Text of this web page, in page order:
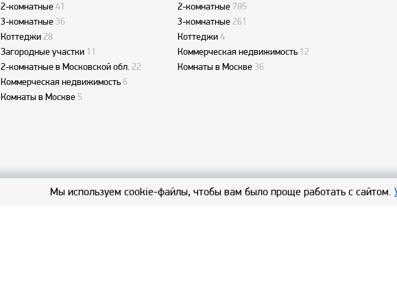
2-комнатные 41
3-комнатные 36
Коттеджи 28
Загородные участки 11
2-комнатные в Московской обл. 22
Коммерческая недвижимость 6
Комнаты в Москве 5
2-комнатные785
3-комнатные 261
Коттеджи4
Коммерческая недвижимость 12
Комнаты в Москве 36
Мы используем cookie-файлы, чтобы вам было проще работать с сайтом.